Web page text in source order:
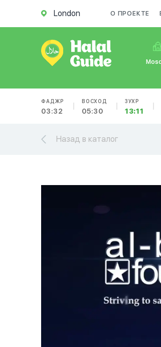
London О ПРОЕКТЕ
ФАДЖР
03:32
ВОСХОД
05:30
ЗУХР
13:11
Назад в каталог